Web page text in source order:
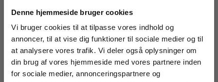
Denne hjemmeside bruger cookies
Vi bruger cookies til at tilpasse vores indhold og
annoncer, til at vise dig funktioner til sociale medier og til
at analysere vores trafik. Vi deler også oplysninger om
din brug af vores hjemmeside med vores partnere inden
for sociale medier, annonceringspartnere og
Om dette produkt
Smart sammenklappelig trappe til stillads. Trappen er
indstillelig i højden 2,1 til 3,1 meter.